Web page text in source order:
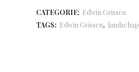
CATEGORIE: Edwin Grissen
TAGS: Edwin Grissen, landschap